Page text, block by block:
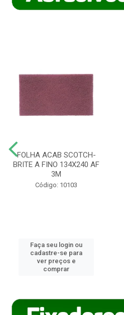
FOLHA ACAB SCOTCH-
BRITE A FINO 134X240 AF
3M
Código: 10103
Faça seu login ou
cadastre-se para
ver preços e
comprar